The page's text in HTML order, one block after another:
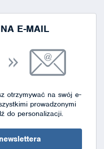
E-MAIL
otrzymywać na swój e-
prowadzonymi
do personalizacji.